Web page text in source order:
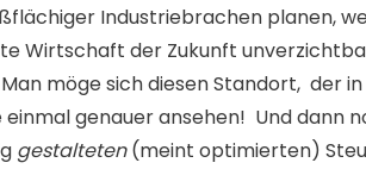
Industriebrachen planen,
Wirtschaft der Zukunft
möge sich diesen Standort, der
genauer ansehen! Und dann
gestalteten(meint optimierten)